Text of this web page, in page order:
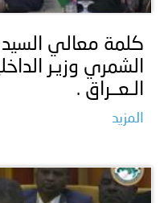
كلمة معالي السيد
الشمري وزيـر
الـعــراق .
المزيد